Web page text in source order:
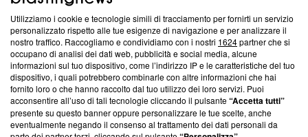
Questa sezione offre informazioni trasparenti su Blasting
News, sui nostri processi editoriali e su come ci impegniamo a
creare news di qualità. Inoltre, afferma la nostra aderenza a
‘Trust Project - News with Integrity’Blasting News non è
ancora membro del programma, ma ha richiesto di farne
parte; Trust Project non ha ancora effettuato una verifica di
conformità agli standard.
Utilizziamo i cookie e tecnologie simili di tracciamento per fornirti un servizio
personalizzato rispetto alle tue esigenze di navigazione e per analizzare il
nostro traffico. Raccogliamo e condividiamo con i nostri 1624partner che si
occupano di analisi dei dati web, pubblicità e social media, alcune
informazioni sul tuo dispositivo, come l’indirizzo IP e le caratteristiche del tuo
dispositivo, i quali potrebbero combinarle con altre informazioni che hai
fornito loro o che hanno raccolto dal tuo utilizzo dei loro servizi. Puoi
acconsentire all’uso di tali tecnologie cliccando il pulsante“Accetta tutti”
presente su questo banner oppure personalizzare le tue scelte, anche
eventualmente negando il consenso al trattamento dei dati personali da